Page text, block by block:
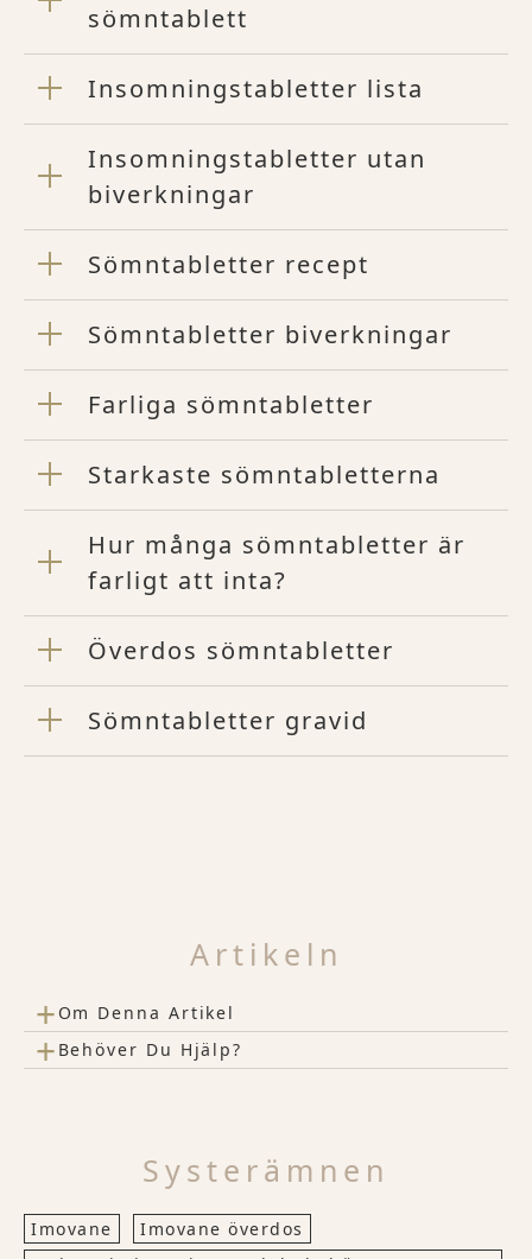
sömntablett
Insomningstabletter lista
Insomningstabletter utan
biverkningar
Sömntabletter recept
Sömntabletter biverkningar
Farliga sömntabletter
Starkaste sömntabletterna
Hur många sömntabletter är
farligt att inta?
Överdos sömntabletter
Sömntabletter gravid
Artikeln
+ Om Denna Artikel
+ Behöver Du Hjälp?
Systerämnen
Imovane
Imovane överdos